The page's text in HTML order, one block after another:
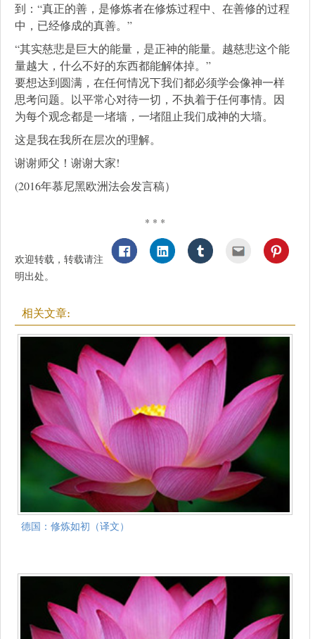
到：“真正的善，是修炼者在修炼过程中、在善修的过程
中，已经修成的真善。”
“其实慈悲是巨大的能量，是正神的能量。越慈悲这个能
量越大，什么不好的东西都能解体掉。”
要想达到圆满，在任何情况下我们都必须学会像神一样
思考问题。以平常心对待一切，不执着于任何事情。因
为每个观念都是一堵墙，一堵阻止我们成神的大墙。
这是我在我所在层次的理解。
谢谢师父！谢谢大家!
(2016年慕尼黑欧洲法会发言稿）
* * *
欢迎转载，转载请注
明出处。
相关文章:
德国：修炼如初（译文）